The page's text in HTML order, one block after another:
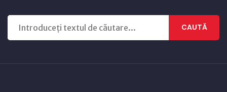
CAUTĂ